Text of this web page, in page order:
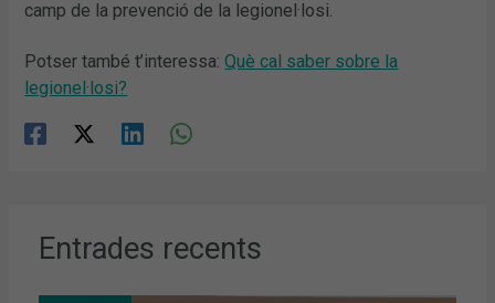
camp de la prevenció de la legionel·losi.
Potser també t’interessa:Què cal saber sobre la
legionel·losi?
Entrades recents